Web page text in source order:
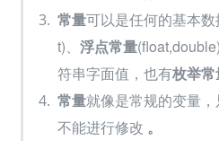
常量可以是任何的基本
t)、 浮点常量(float,double)
符串字面值，也有枚举常
常量就像是常规的变量
不能进行修改 。